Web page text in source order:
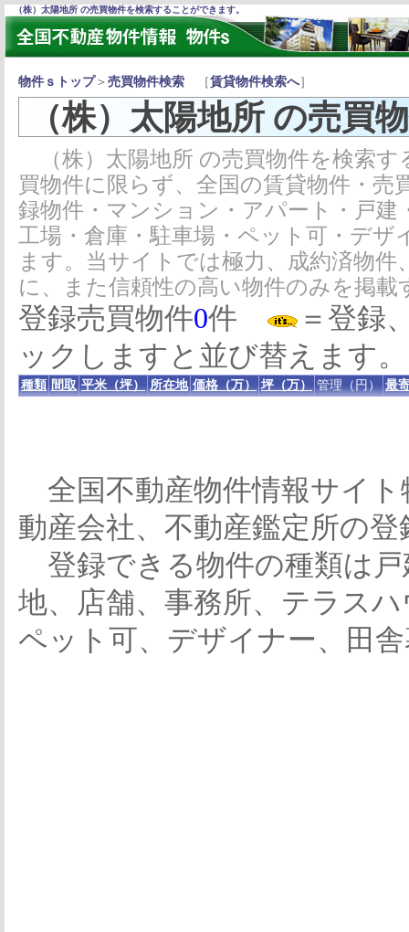
（株）太陽地所 の売買物件を検索することができます。
物件ｓトップ＞ 売買物件検索 ［賃貸物件検索へ］
（株）太陽地所 の売買
（株）太陽地所 の売買物件を検索
買物件に限らず、全国の賃貸物件・売
録物件・マンション・アパート・戸
工場・倉庫・駐車場・ペット可・デ
ます。当サイトでは極力、成約済物
に、また信頼性の高い物件のみを掲
登録売買物件0件
＝登録
ックしますと並び替えます。
種類 間取 平米（坪） 所在地 価格（万） 坪（万） 管理（円） 最
全国不動産物件情報サイト
動産会社、不動産鑑定所の
登録できる物件の種類は
地、店舗、事務所、テラス
ペット可、デザイナー、田